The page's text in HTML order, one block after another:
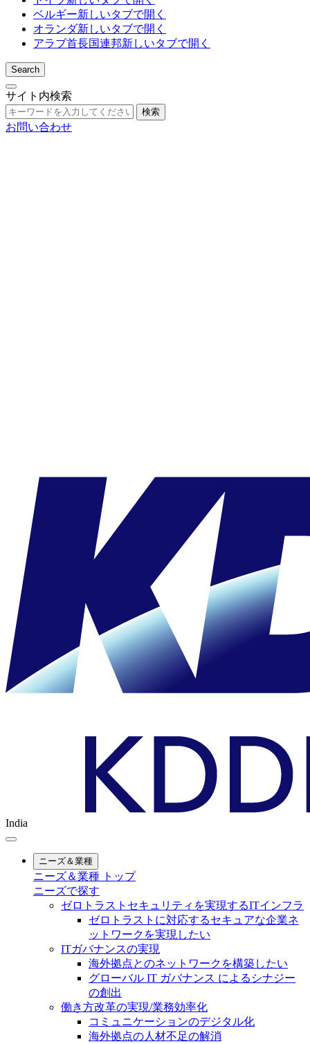
ベルギー新しいタブで開く
オランダ新しいタブで開く
アラブ首長国連邦新しいタブで開く
Search
サイト内検索
検索
お問い合わせ
India
ニーズ＆業種
ニーズ＆業種 トップ
ニーズで探す
ゼロトラストセキュリティを実現するITインフラ
ゼロトラストに対応するセキュアな企業ネ
ットワークを実現したい
ITガバナンスの実現
海外拠点とのネットワークを構築したい
グローバル IT ガバナンス によるシナジー
の創出
働き方改革の実現/業務効率化
コミュニケーションのデジタル化
海外拠点の人材不足の解消